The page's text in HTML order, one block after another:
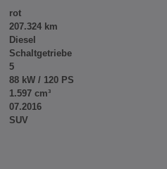
rot
207.324 km
Diesel
Schaltgetriebe
5
88 kW / 120 PS
1.597 cm³
07.2016
SUV